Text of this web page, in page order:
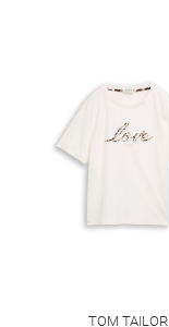
TOM TAILOR